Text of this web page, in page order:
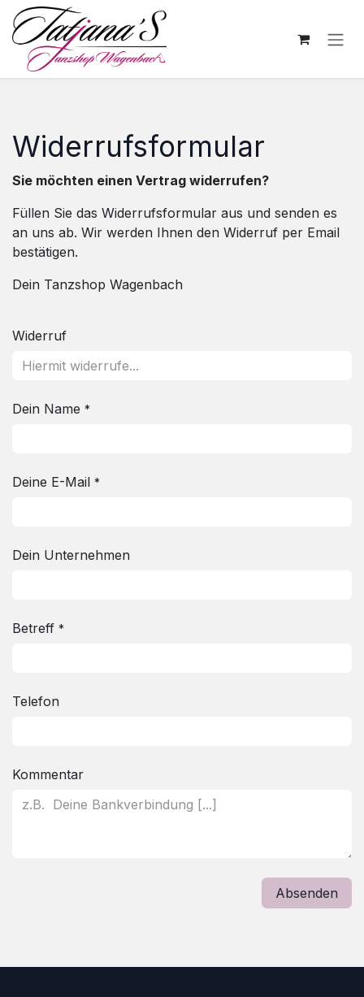
Skip to Content
Widerrufsformular
Sie möchten einen Vertrag widerrufen?
Füllen Sie das Widerrufsformular aus und senden es
an uns ab. Wir werden Ihnen den Widerruf per Email
bestätigen.
Dein Tanzshop Wagenbach
Widerruf
Dein Name *
Deine E-Mail *
Dein Unternehmen
Betreff *
Telefon
Kommentar
Absenden